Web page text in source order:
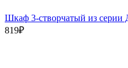
Шкаф 3-створчатый из серии
819₽